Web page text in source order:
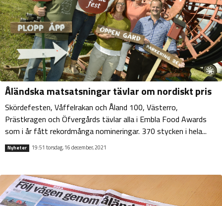
Åländska matsatsningar tävlar om nordiskt pris
Skördefesten, Våffelrakan och Åland 100, Västerro,
Prästkragen och Öfvergårds tävlar alla i Embla Food Awards
som i år fått rekordmånga nomineringar. 370 stycken i hela...
Nyheter 19:51 torsdag, 16 december, 2021